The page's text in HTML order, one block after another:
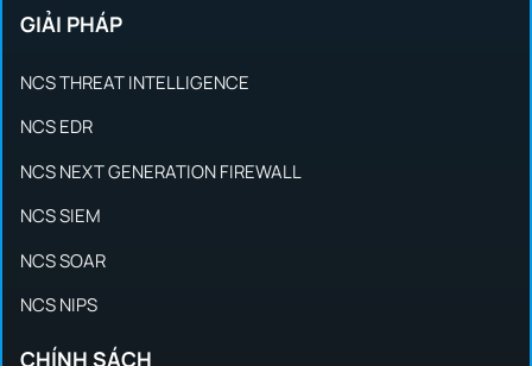
GIẢI PHÁP
NCS THREAT INTELLIGENCE
NCS EDR
NCS NEXT GENERATION FIREWALL
NCS SIEM
NCS SOAR
NCS NIPS
CHÍNH SÁCH